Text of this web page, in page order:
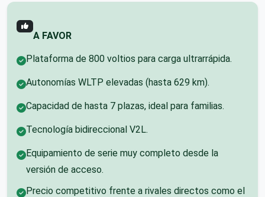
A FAVOR
Plataforma de 800 voltios para carga ultrarrápida.
Autonomías WLTP elevadas (hasta 629 km).
Capacidad de hasta 7 plazas, ideal para familias.
Tecnología bidireccional V2L.
Equipamiento de serie muy completo desde la
versión de acceso.
Precio competitivo frente a rivales directos como el